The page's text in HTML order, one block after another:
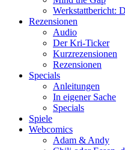
Werkstattbericht:
Rezensionen
Audio
Der Kri-Ticker
Kurzrezensionen
Rezensionen
Specials
Anleitungen
In eigener Sache
Specials
Spiele
Webcomics
Adam & Andy